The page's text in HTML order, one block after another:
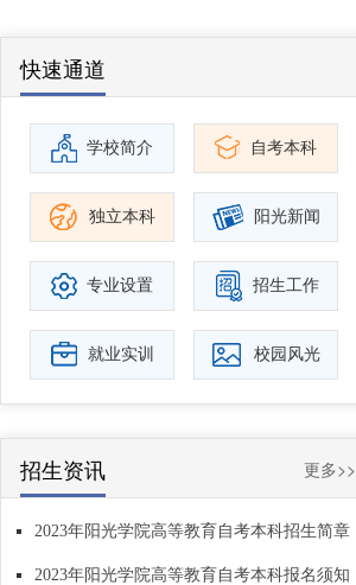
快速通道
学校简介 自考本科
独立本科 阳光新闻
专业设置 招生工作
就业实训 校园风光
招生资讯 更多>>
2023年阳光学院高等教育自考本科招生简章
2023年阳光学院高等教育自考本科报名须知